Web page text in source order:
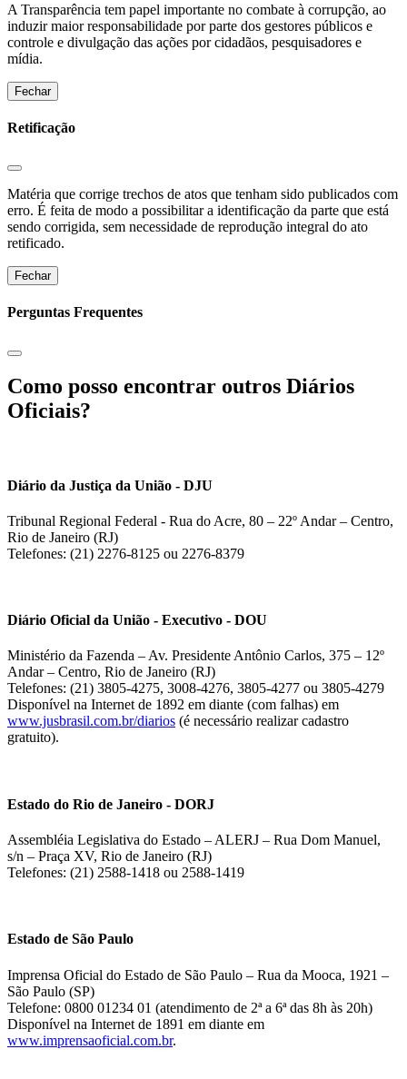
A Transparência tem papel importante no combate à corrupção, ao
induzir maior responsabilidade por parte dos gestores públicos e
controle e divulgação das ações por cidadãos, pesquisadores e
mídia.
Fechar
Retificação
Matéria que corrige trechos de atos que tenham sido publicados com
erro. É feita de modo a possibilitar a identificação da parte que está
sendo corrigida, sem necessidade de reprodução integral do ato
retificado.
Fechar
Perguntas Frequentes
Como posso encontrar outros Diários
Oficiais?
Diário da Justiça da União - DJU
Tribunal Regional Federal - Rua do Acre, 80 – 22º Andar – Centro,
Rio de Janeiro (RJ)
Telefones: (21) 2276-8125 ou 2276-8379
Diário Oficial da União - Executivo - DOU
Ministério da Fazenda – Av. Presidente Antônio Carlos, 375 – 12º
Andar – Centro, Rio de Janeiro (RJ)
Telefones: (21) 3805-4275, 3008-4276, 3805-4277 ou 3805-4279
Disponível na Internet de 1892 em diante (com falhas) em
www.jusbrasil.com.br/diarios (é necessário realizar cadastro
gratuito).
Estado do Rio de Janeiro - DORJ
Assembléia Legislativa do Estado – ALERJ – Rua Dom Manuel,
s/n – Praça XV, Rio de Janeiro (RJ)
Telefones: (21) 2588-1418 ou 2588-1419
Estado de São Paulo
Imprensa Oficial do Estado de São Paulo – Rua da Mooca, 1921 –
São Paulo (SP)
Telefone: 0800 01234 01 (atendimento de 2ª a 6ª das 8h às 20h)
Disponível na Internet de 1891 em diante em
www.imprensaoficial.com.br.